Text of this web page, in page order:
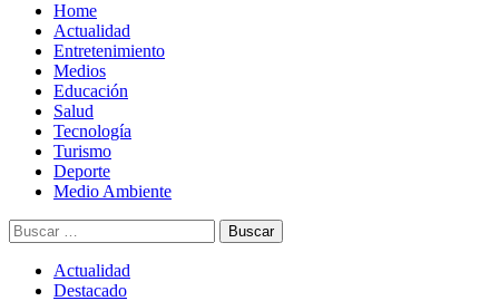
Home
Actualidad
Entretenimiento
Medios
Educación
Salud
Tecnología
Turismo
Deporte
Medio Ambiente
Buscar:
Actualidad
Destacado